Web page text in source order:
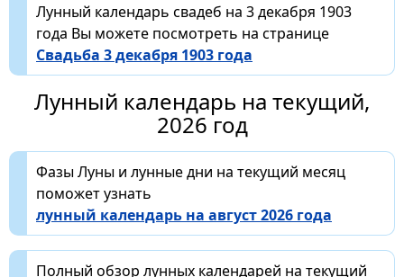
Лунный календарь свадеб на 3 декабря 1903
года Вы можете посмотреть на странице
Свадьба 3 декабря 1903 года
Лунный календарь на текущий,
2026 год
Фазы Луны и лунные дни на текущий месяц
поможет узнать
лунный календарь на август 2026 года
Полный обзор лунных календарей на текущий